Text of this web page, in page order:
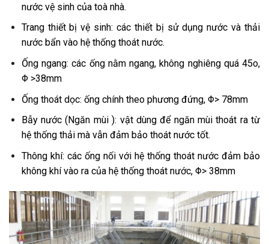
nước vệ sinh của toà nhà.
Trang thiết bị vệ sinh: các thiết bị sử dụng nước và thải
nước bẩn vào hệ thống thoát nước.
Ống ngang: các ống nằm ngang, không nghiêng quá 45o,
Φ >38mm
Ống thoát dọc: ống chính theo phương đứng, Φ> 78mm
Bẫy nước (Ngăn mùi ): vật dùng để ngăn mùi thoát ra từ
hệ thống thải mà vẫn đảm bảo thoát nước tốt.
Thông khí: các ống nối với hệ thống thoát nước đảm bảo
không khí vào ra của hệ thống thoát nước, Φ> 38mm